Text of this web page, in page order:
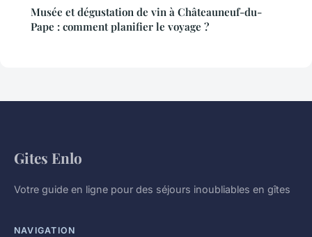
Musée et dégustation de vin à Châteauneuf-du-
Pape : comment planifier le voyage ?
Gites Enlo
Votre guide en ligne pour des séjours inoubliables en gîtes
NAVIGATION